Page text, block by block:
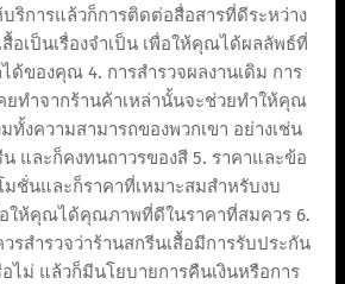
ริการแล้วก็การติดต่อสื่อสารที่ดีระหว่าง
อเป็นเรื่องจำเป็น เพื่อให้คุณได้ผลลัพธ์ที่
ด้ของคุณ 4. การสำรวจผลงานเดิม การ
ยทำจากร้านค้าเหล่านั้นจะช่วยทำให้คุณ
ทั้งความสามารถของพวกเขา อย่างเช่น
และก็คงทนถาวรของสี 5. ราคาและข้อ
มชั่นและก็ราคาที่เหมาะสมสำหรับงบ
ให้คุณได้คุณภาพที่ดีในราคาที่สมควร 6.
รสำรวจว่าร้านสกรีนเสื้อมีการรับประกัน
ไม่ แล้วก็มีนโยบายการคืนเงินหรือการ